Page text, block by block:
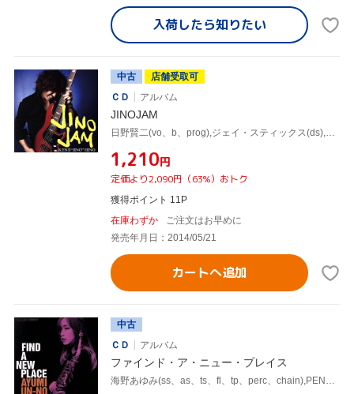
入荷したら知りたい
中古
店舗受取可
ＣＤ
アルバム
JINOJAM
日野賢二(vo、b、prog),ジェイ・スティックス(ds),マサ小浜(g),PENNY-K(key),NOBU-K(key),アンディ・ウルフ(sax),日野皓正(tp),Maru
¥1,210円
定価より2,090円（63%）おトク
獲得ポイント 11P
在庫わずか
ご注文はお早めに
発売年月日：2014/05/21
カートへ追加
中古
ＣＤ
アルバム
ファインド・ア・ニュー・プレイス
海野あゆみ(ss、as、ts、fl、tp、perc、chain),PENNY-K(keyboads synthesizers),半田彬倫(keyboads synthesizers、prog、tremolo vocoder),野崎洋一(keyboads synthesizers),Jin Miyamoto(perc),KB(perc、g、prog、tremolo vocoder),KEIKO(b、p、prog),Akira Yanagihara(b)